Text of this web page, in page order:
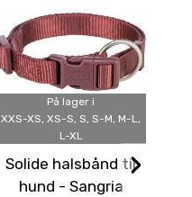
På lager i
XXS-XS, XS-S, S, S-M, M-L,
L-XL
Solide halsbånd til
hund - Sangria
›